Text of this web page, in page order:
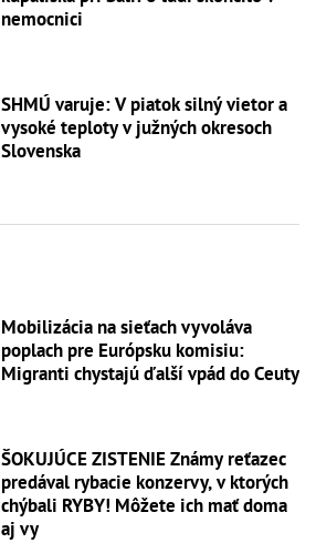
nemocnici
SHMÚ varuje: V piatok silný vietor a
vysoké teploty v južných okresoch
Slovenska
Mobilizácia na sieťach vyvoláva
poplach pre Európsku komisiu:
Migranti chystajú ďalší vpád do Ceuty
ŠOKUJÚCE ZISTENIE Známy reťazec
predával rybacie konzervy, v ktorých
chýbali RYBY! Môžete ich mať doma
aj vy